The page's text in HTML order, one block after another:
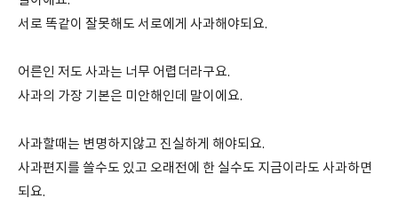
서로 똑같이 잘못해도 서로에게 사과해야되요.
어른인 저도 사과는 너무 어렵더라구요.
사과의 가장 기본은 미안해인데 말이에요.
사과할때는 변명하지않고 진실하게 해야되요.
사과편지를 쓸수도 있고 오래전에 한 실수도 지금이라도 사과하면
되요.